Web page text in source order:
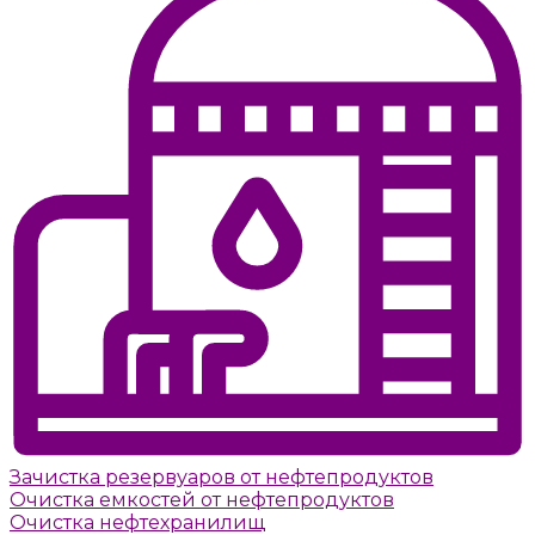
Зачистка резервуаров от нефтепродуктов
Очистка емкостей от нефтепродуктов
Очистка нефтехранилищ